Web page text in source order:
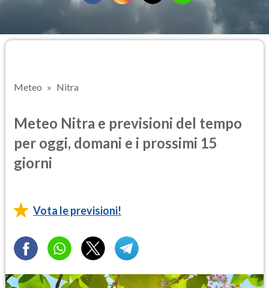
Meteo Nitra
Meteo Nitra e previsioni del tempo
per oggi, domani e i prossimi 15
giorni
Vota le previsioni!